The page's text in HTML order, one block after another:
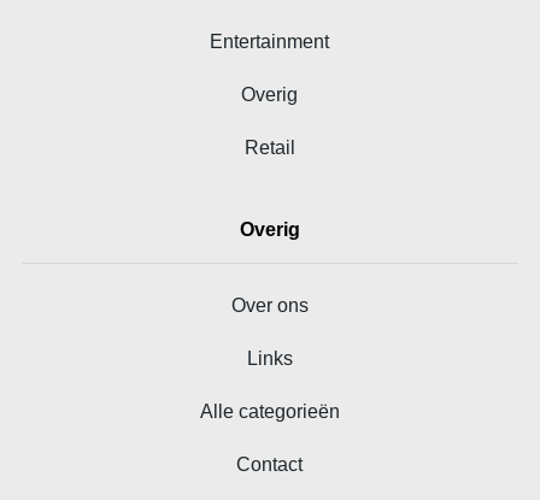
Entertainment
Overig
Retail
Overig
Over ons
Links
Alle categorieën
Contact